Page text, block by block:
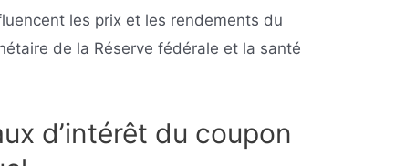
les prix et les rendements du
de la Réserve fédérale et la santé
d’intérêt du coupon